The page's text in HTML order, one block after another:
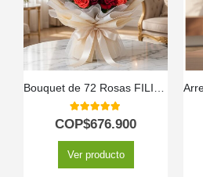
Bouquet de 72 Rosas FILIPPA: Un Espectáculo de Color Vibrante 🌹
5.00out of 5
COP$676.900
Ver producto